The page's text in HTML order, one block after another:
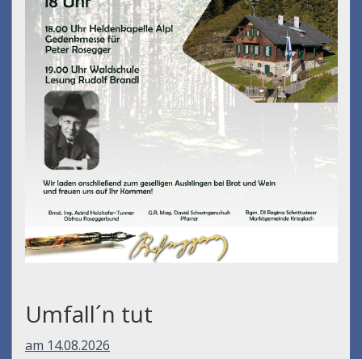
Umfall´n tut
am 14.08.2026